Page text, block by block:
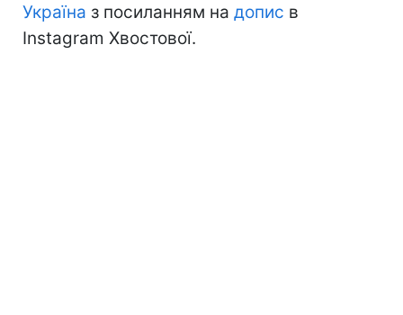
Україна з посиланням на допис в
Instagram Хвостової.